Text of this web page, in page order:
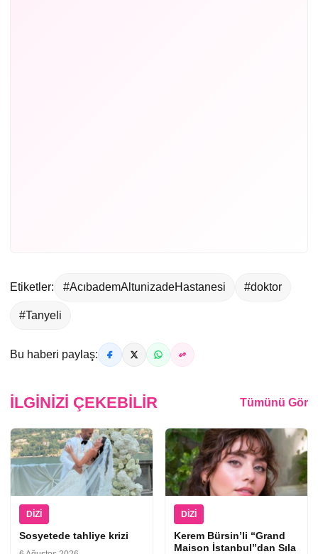
Etiketler: #AcıbademAltunizadeHastanesi #doktor
#Tanyeli
Bu haberi paylaş:
İLGINIZI ÇEKEBILIR Tümünü Gör
DIZI
Sosyetede tahliye krizi
DIZI
Kerem Bürsin’li “Grand
Maison İstanbul”dan Sıla